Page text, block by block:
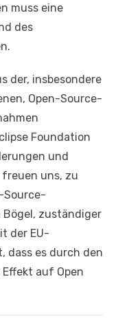
muss eine
des
der, insbesondere
Open-Source-
Foundation
und
freuen uns, zu
Source-
Bögel, zuständiger
der EU-
dass es durch den
Effekt auf Open